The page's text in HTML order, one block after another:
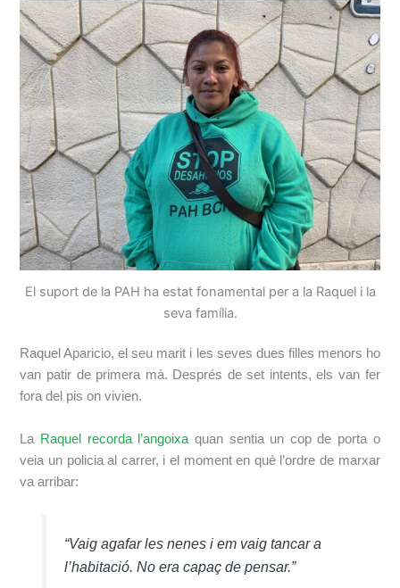
El suport de la PAH ha estat fonamental per a la Raquel i la
seva família.
Raquel Aparicio, el seu marit i les seves dues filles menors ho
van patir de primera mà. Després de set intents, els van fer
fora del pis on vivien.
La Raquel recorda l’angoixa quan sentia un cop de porta o
veia un policia al carrer, i el moment en què l’ordre de marxar
va arribar:
“Vaig agafar les nenes i em vaig tancar a
l’habitació. No era capaç de pensar.”